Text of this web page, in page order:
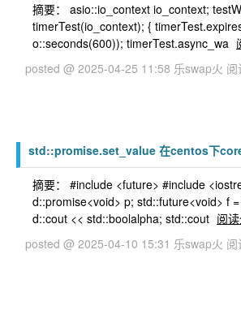
摘要： asio::io_context io_context;
timerTest(io_context); {
o::seconds(600)); timerTest.async_wa
posted @ 2025-04-25 11:58 乐swap火
std::promise.set_value 在centos下
摘要： #include <future> #include
d::promise<void> p; std::future<void> f
d::cout << std::boolalpha; std::cout 阅
posted @ 2025-04-10 15:31 乐swap火